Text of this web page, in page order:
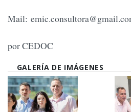
Mail:
por CEDOC
GALERÍA DE IMÁGENES